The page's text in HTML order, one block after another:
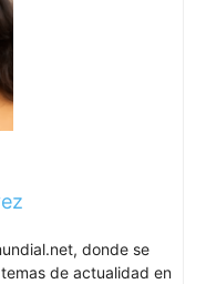
donde se
de actualidad en